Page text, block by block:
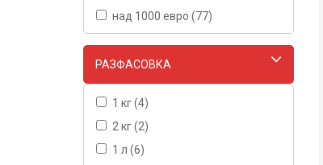
над 1000 евро (77)
РАЗФАСОВКА
1 кг (4)
2 кг (2)
1 л (6)